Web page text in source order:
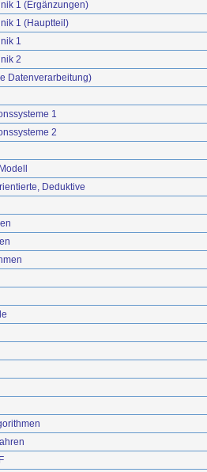
1 (Ergänzungen)
1 (Hauptteil)
1
2
Datenverarbeitung)
1
2
Deduktive